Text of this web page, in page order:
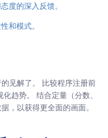
度的深入反馈。
和模式。
见解了。 比较程序注册前
趋势。 结合定量（分数、
，以获得更全面的画面。